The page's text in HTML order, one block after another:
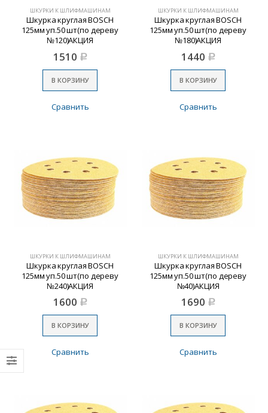
ШКУРКИ К ШЛИФМАШИНАМ
Шкурка круглая BOSCH
125мм уп.50 шт(по дереву
№120)АКЦИЯ
1510 Р
В КОРЗИНУ
Сравнить
ШКУРКИ К ШЛИФМАШИНАМ
Шкурка круглая BOSCH
125мм уп.50 шт(по дереву
№180)АКЦИЯ
1440 Р
В КОРЗИНУ
Сравнить
ШКУРКИ К ШЛИФМАШИНАМ
Шкурка круглая BOSCH
125мм уп.50 шт(по дереву
№240)АКЦИЯ
1600 Р
В КОРЗИНУ
Сравнить
ШКУРКИ К ШЛИФМАШИНАМ
Шкурка круглая BOSCH
125мм уп.50 шт(по дереву
№40)АКЦИЯ
1690 Р
В КОРЗИНУ
Сравнить